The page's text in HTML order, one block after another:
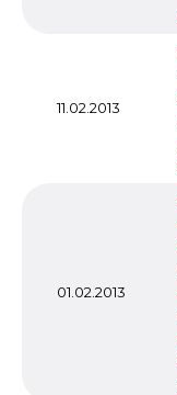
11.02.2013
01.02.2013